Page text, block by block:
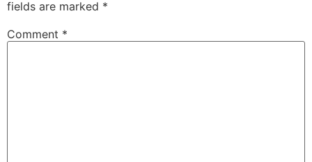
fields are marked *
Comment *